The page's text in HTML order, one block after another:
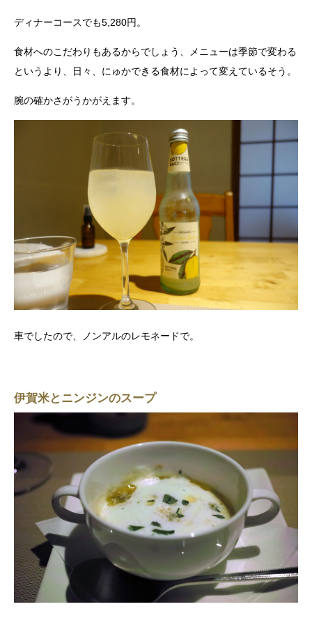
ディナーコースでも5,280円。
食材へのこだわりもあるからでしょう、メニューは季節で変わる
というより、日々、にゅかできる食材によって変えているそう。
腕の確かさがうかがえます。
車でしたので、ノンアルのレモネードで。
伊賀米とニンジンのスープ